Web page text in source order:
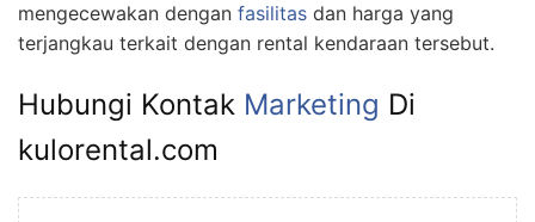
mengecewakan dengan fasilitas dan harga yang
terjangkau terkait dengan rental kendaraan tersebut.
Hubungi Kontak Marketing Di
kulorental.com